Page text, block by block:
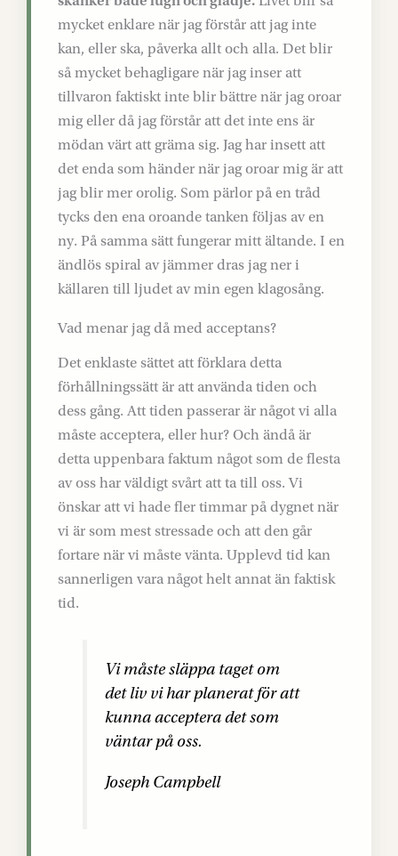
mycket enklare när jag förstår att jag inte
kan, eller ska, påverka allt och alla. Det blir
så mycket behagligare när jag inser att
tillvaron faktiskt inte blir bättre när jag oroar
mig eller då jag förstår att det inte ens är
mödan värt att gräma sig. Jag har insett att
det enda som händer när jag oroar mig är att
jag blir mer orolig. Som pärlor på en tråd
tycks den ena oroande tanken följas av en
ny. På samma sätt fungerar mitt ältande. I en
ändlös spiral av jämmer dras jag ner i
källaren till ljudet av min egen klagosång.
Vad menar jag då med acceptans?
Det enklaste sättet att förklara detta
förhållningssätt är att använda tiden och
dess gång. Att tiden passerar är något vi alla
måste acceptera, eller hur? Och ändå är
detta uppenbara faktum något som de flesta
av oss har väldigt svårt att ta till oss. Vi
önskar att vi hade fler timmar på dygnet när
vi är som mest stressade och att den går
fortare när vi måste vänta. Upplevd tid kan
sannerligen vara något helt annat än faktisk
tid.
Vi måste släppa taget om
det liv vi har planerat för att
kunna acceptera det som
väntar på oss.
Joseph Campbell